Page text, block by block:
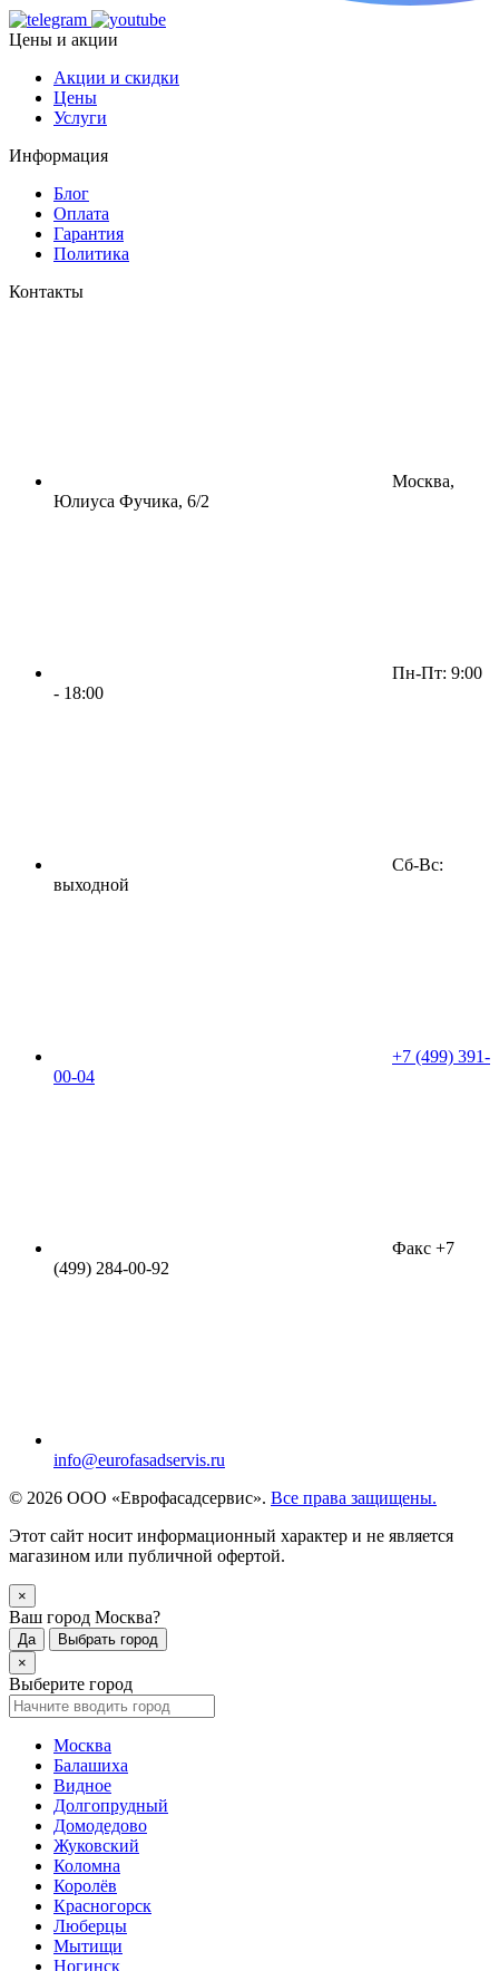
Цены и акции
Акции и скидки
Цены
Услуги
Информация
Блог
Оплата
Гарантия
Политика
Контакты
Москва,
Юлиуса Фучика, 6/2
Пн-Пт: 9:00
- 18:00
Сб-Вс:
выходной
+7 (499) 391-
00-04
Факс +7
(499) 284-00-92
info@eurofasadservis.ru
© 2026 ООО «Еврофасадсервис». Все права защищены.
Этот сайт носит информационный характер и не является
магазином или публичной офертой.
×
Ваш город Москва?
Да
Выбрать город
×
Выберите город
Москва
Балашиха
Видное
Долгопрудный
Домодедово
Жуковский
Коломна
Королёв
Красногорск
Люберцы
Мытищи
Ногинск